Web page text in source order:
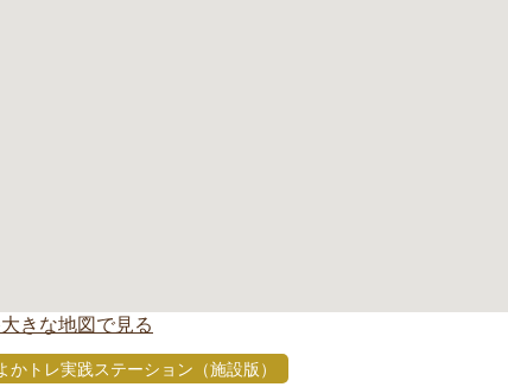
きな地図で見る
かトレ実践ステーション（施設版）